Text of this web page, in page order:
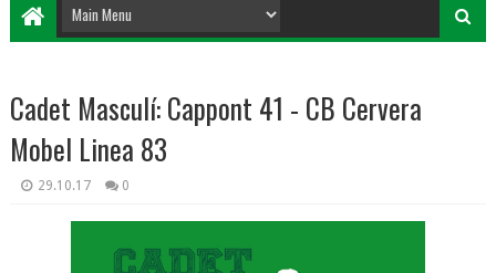
Cadet Masculí: Cappont 41 - CB Cervera
Mobel Linea 83
29.10.17 0